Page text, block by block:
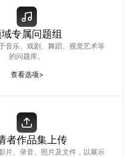
专属问题组
音乐、戏剧、舞蹈、视觉艺术等
的问题库。
查看选项>
者作品集上传
片、录音、照片及文件，以展示